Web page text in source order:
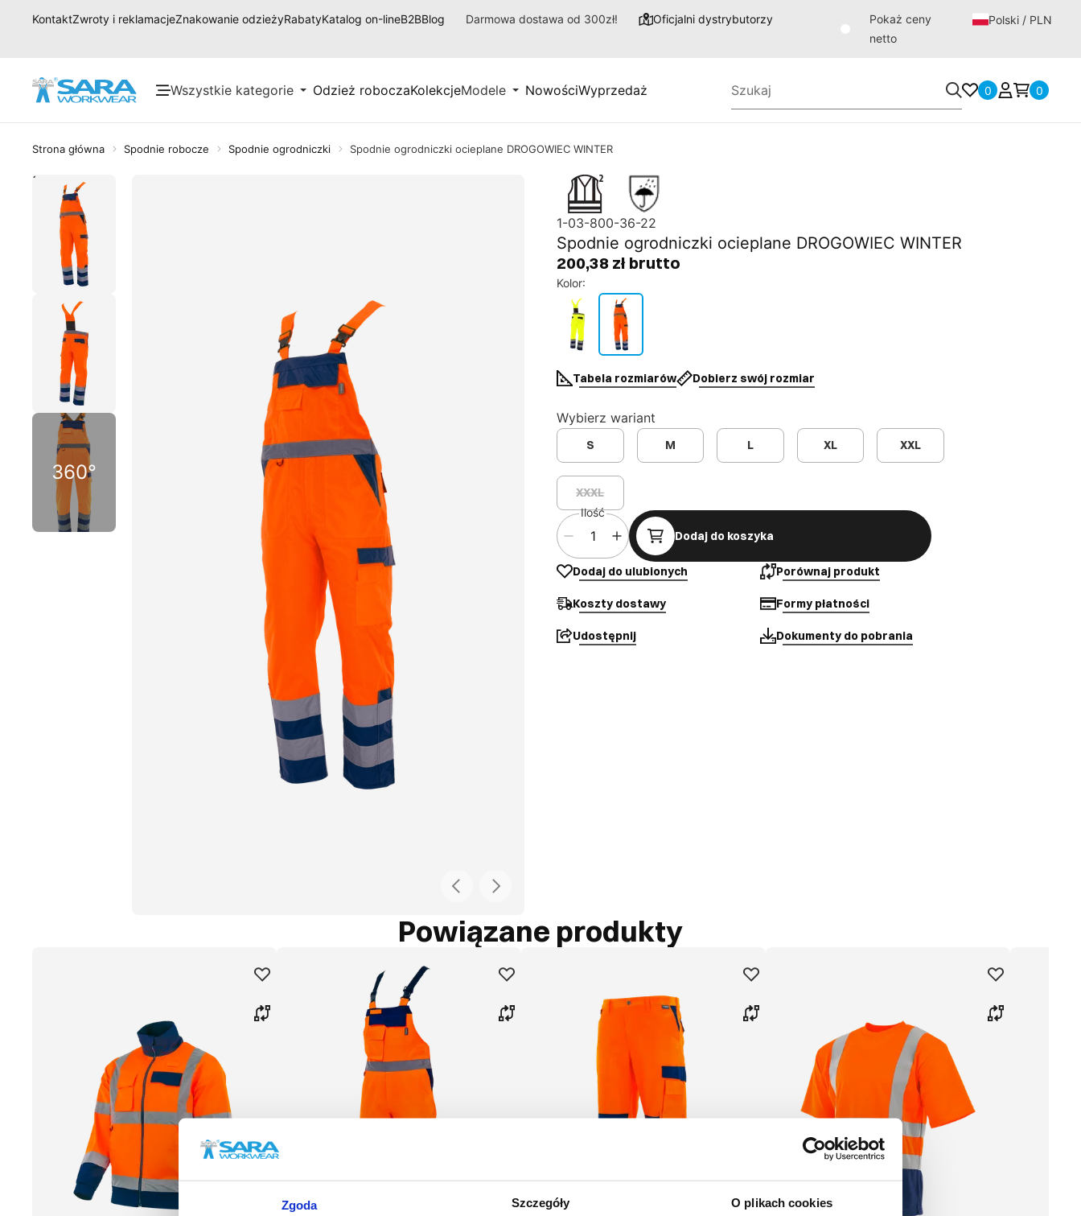
Zgoda Szczegóły O plikach cookies
KontaktZwroty i reklamacjeZnakowanie odzieżyRabatyKatalog on-lineB2BBlog Darmowa dostawa od 300zł! Oficjalni dystrybutorzy
Pokaż ceny
netto
Polski / PLN
Wszystkie kategorie Odzież roboczaKolekcjeModele NowościWyprzedaż 0 0
Strona główna Spodnie robocze Spodnie ogrodniczki Spodnie ogrodniczki ocieplane DROGOWIEC WINTER
1-03-800-36-22
Spodnie ogrodniczki ocieplane DROGOWIEC WINTER
200,38 zł brutto
Kolor:
Tabela rozmiarów Dobierz swój rozmiar
Wybierz wariant
S M L XL XXL
XXXL
Ilość
Dodaj do koszyka
Dodaj do ulubionych Porównaj produkt
Koszty dostawy Formy płatności
Udostępnij Dokumenty do pobrania
Powiązane produkty